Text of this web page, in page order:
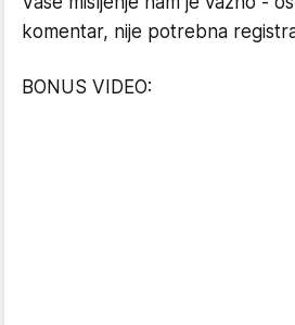
komentar, nije potrebna
BONUS VIDEO: